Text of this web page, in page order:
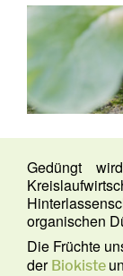
Gedüngt
organischen
Die Früchte
der Biokiste